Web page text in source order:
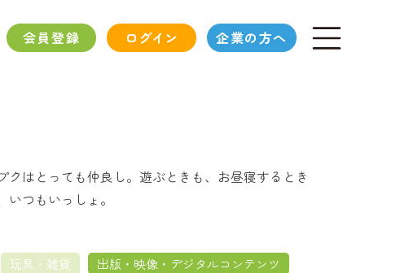
会員登録 ログイン 企業の方へ
クはとっても仲良し。遊ぶときも、お昼寝するとき
つもいっしょ。
玩具・雑貨
出版・映像・デジタルコンテンツ